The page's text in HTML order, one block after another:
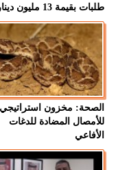
طلبات بقيمة 13 مليون دينار
الصحة: مخزون استراتيجي
للأمصال المضادة للدغات
الأفاعي